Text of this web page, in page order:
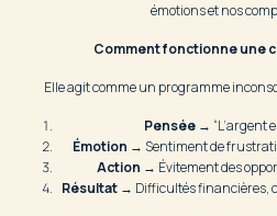
émotions et nos
Comment fonctionne une
Elle agit comme un programme
Pensée → “L’argent
Émotion → Sentiment de
Action → Évitement des
Résultat→ Difficultés financières,